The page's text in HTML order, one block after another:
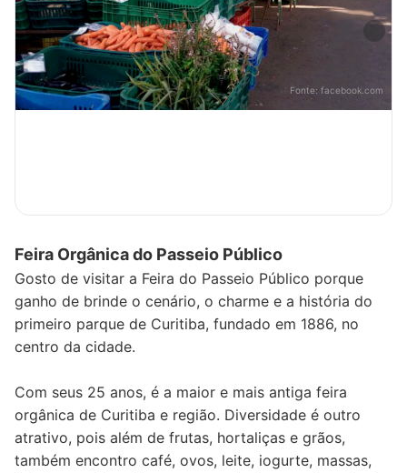
Fonte: facebook.com
Feira Orgânica do Passeio Público
Gosto de visitar a Feira do Passeio Público porque
ganho de brinde o cenário, o charme e a história do
primeiro parque de Curitiba, fundado em 1886, no
centro da cidade.
Com seus 25 anos, é a maior e mais antiga feira
orgânica de Curitiba e região. Diversidade é outro
atrativo, pois além de frutas, hortaliças e grãos,
também encontro café, ovos, leite, iogurte, massas,